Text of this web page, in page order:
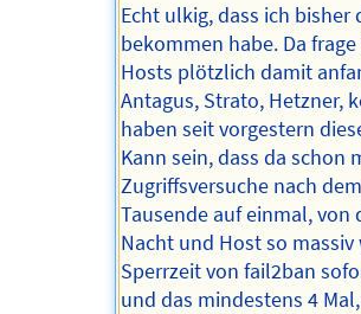
Echt ulkig, dass ich
bekommen habe. Da
Hosts plötzlich damit
Antagus, Strato, Hetzner,
haben seit vorgestern
Kann sein, dass da schon
Zugriffsversuche nach
Tausende auf einmal, von
Nacht und Host so
Sperrzeit von fail2ban
und das mindestens 4